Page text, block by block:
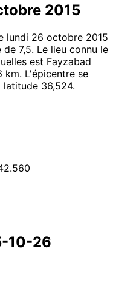
2015
lundi 26 octobre 2015
7,5. Le lieu connu le
est Fayzabad
km. L'épicentre se
36,524.
10-26